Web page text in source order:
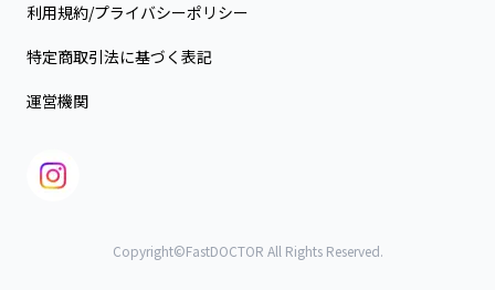
利用規約/プライバシーポリシー
特定商取引法に基づく表記
運営機関
Copyright©FastDOCTOR All Rights Reserved.